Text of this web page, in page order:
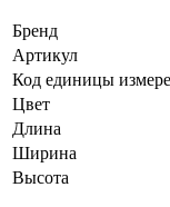
Бренд
Артикул
Код единицы
Цвет
Длина
Ширина
Высота